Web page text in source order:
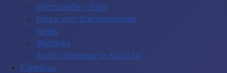
Milchstraße - Foto
Fotos vom Sternenhimmel
News
Weblinks
Archiv Sternwarte Kraichtal
Eigenbau